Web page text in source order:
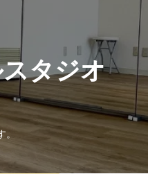
タジオ